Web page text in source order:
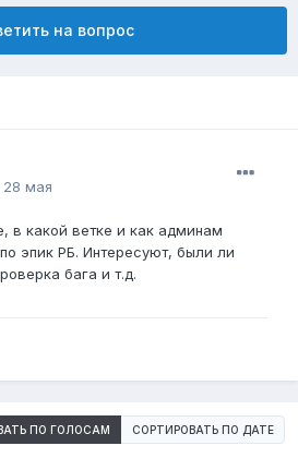
на вопрос
28 мая
в какой ветке и как админам
эпик РБ. Интересуют, были ли
бага и т.д.
ПО ГОЛОСАМ СОРТИРОВАТЬ ПО ДАТЕ